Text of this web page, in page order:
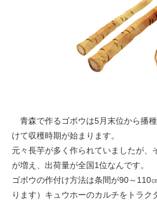
青森で作るゴボウは5月末位から播
けて収穫時期が始まります。
元々長芋が多く作られていましたが、
が増え、出荷量が全国1位なんです。
ゴボウの作付け方法は条間が90～110
ります）キュウホーのカルチをトラク